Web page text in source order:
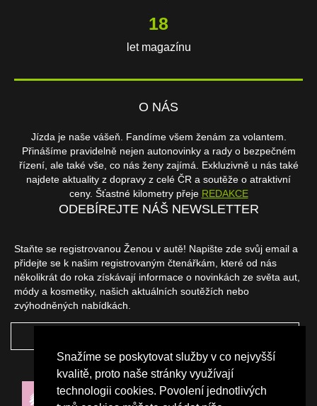
Snažíme se poskytovat služby v co nejvyšší
kvalitě, proto naše stránky využívají
technologii cookies. Povolení jednotlivých
18
let magazínu
O NÁS
Jízda je naše vášeň. Fandíme všem ženám za volantem.
Přinášíme pravidelně nejen autonovinky a rady o bezpečném
řízení, ale také vše, co nás ženy zajímá. Exkluzivně u nás také
najdete aktuality z dopravy z celé ČR a soutěže o atraktivní
ceny. Šťastné kilometry přeje REDAKCE
ODEBÍREJTE NÁŠ NEWSLETTER
Staňte se registrovanou Ženou v autě! Napište zde svůj email a
přidejte se k našim registrovaným čtenářkám, které od nás
několikrát do roka získávají informace o novinkách ze světa aut,
módy a kosmetiky, našich aktuálních soutěžích nebo
zvýhodněných nabídkách.
NAŠI PARTNEŘI